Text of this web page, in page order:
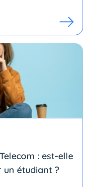
: est-elle
étudiant ?